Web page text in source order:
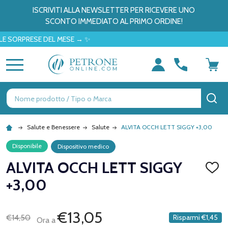
ISCRIVITI ALLA NEWSLETTER PER RICEVERE UNO
SCONTO IMMEDIATO AL PRIMO ORDINE!
DEL MESE → ✨
Ricerca
Salute e Benessere Salute ALVITA OCCH LETT SIGGY +3,00
Disponibile Dispositivo medico
ALVITA OCCH LETT SIGGY
+3,00
€14,50
Ora a€13,05 Risparmi €1,45